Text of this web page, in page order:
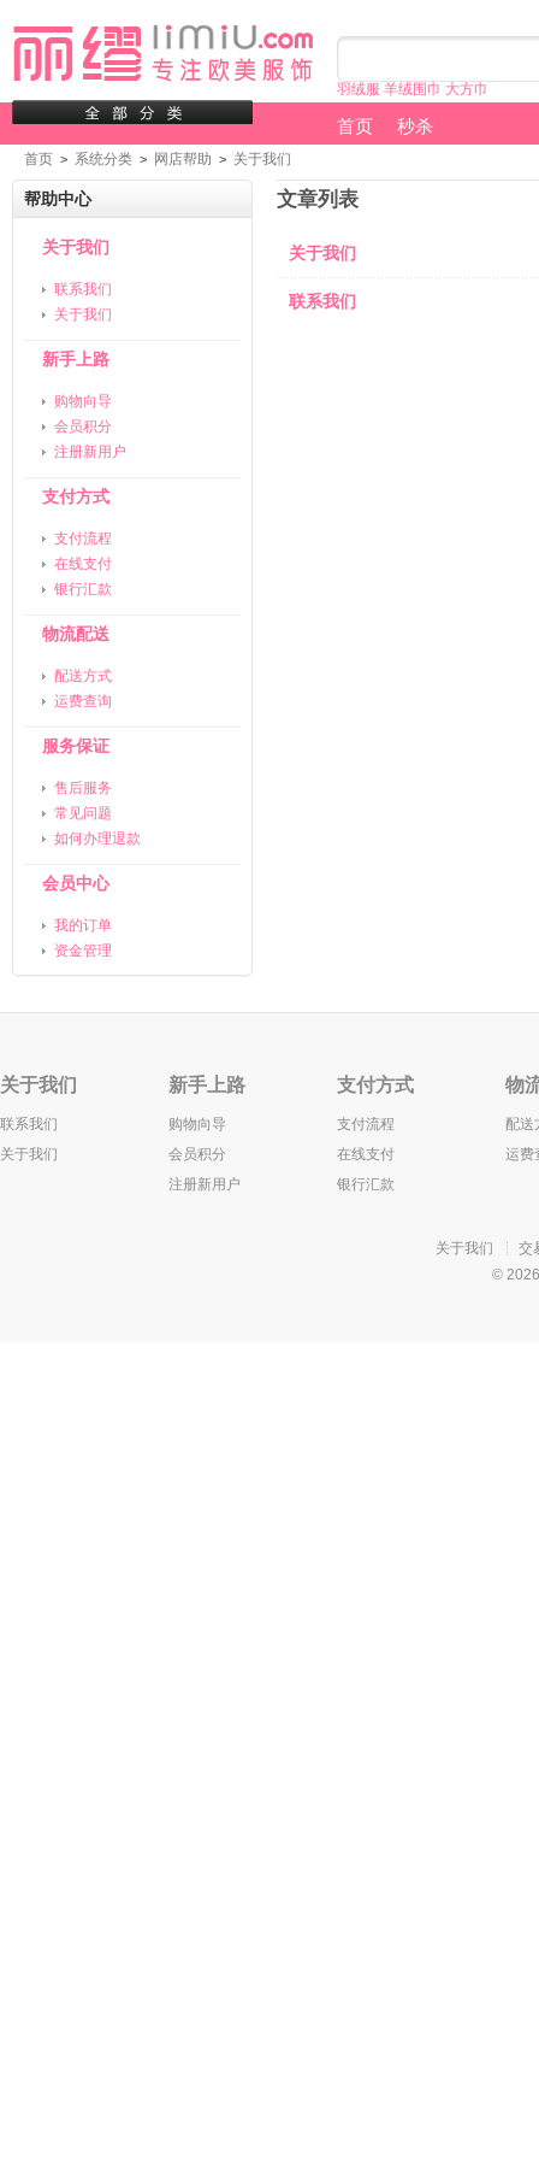
羽绒服 羊绒围巾 大方巾
首页 秒杀
首页 > 系统分类 > 网店帮助 > 关于我们
文章列表
关于我们
联系我们
帮助中心
关于我们
联系我们
关于我们
新手上路
购物向导
会员积分
注册新用户
支付方式
支付流程
在线支付
银行汇款
物流配送
配送方式
运费查询
服务保证
售后服务
常见问题
如何办理退款
会员中心
我的订单
资金管理
关于我们
联系我们
关于我们
新手上路
购物向导
会员积分
注册新用户
支付方式
支付流程
在线支付
银行汇款
物
配送
运费
关于我们
交
©